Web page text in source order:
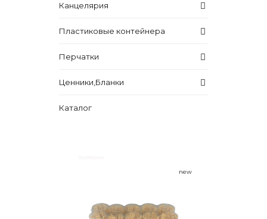
Канцелярия
Пластиковые контейнера
Перчатки
Ценники,Бланки
Каталог
new